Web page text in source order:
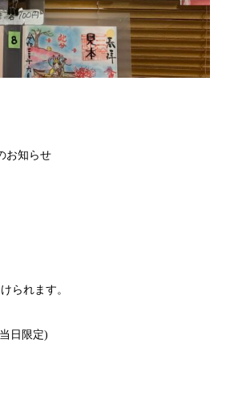
お知らせ
られます。
当日限定)